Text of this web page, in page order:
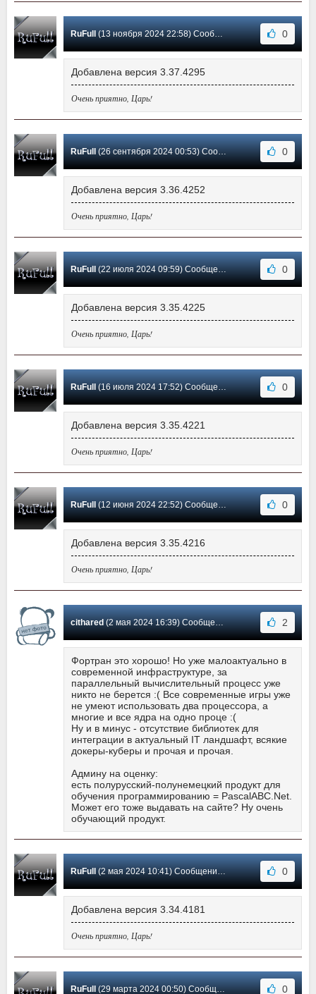
RuFull(13 ноября 2024 22:58) Сообщение #17 0
Добавлена версия 3.37.4295
Очень приятно, Царь!
RuFull(26 сентября 2024 00:53) Сообщение #16 0
Добавлена версия 3.36.4252
Очень приятно, Царь!
RuFull(22 июля 2024 09:59) Сообщение #15 0
Добавлена версия 3.35.4225
Очень приятно, Царь!
RuFull(16 июля 2024 17:52) Сообщение #14 0
Добавлена версия 3.35.4221
Очень приятно, Царь!
RuFull(12 июня 2024 22:52) Сообщение #13 0
Добавлена версия 3.35.4216
Очень приятно, Царь!
cithared(2 мая 2024 16:39) Сообщение #12 2
Фортран это хорошо! Но уже малоактуально в
современной инфраструктуре, за
параллельный вычислительный процесс уже
никто не берется :( Все современные игры уже
не умеют использовать два процессора, а
многие и все ядра на одно проце :(
Ну и в минус - отсутствие библиотек для
интеграции в актуальный IT ландшафт, всякие
докеры-куберы и прочая и прочая.
Админу на оценку:
есть полурусский-полунемецкий продукт для
обучения программированию = PascalABC.Net.
Может его тоже выдавать на сайте? Ну очень
обучающий продукт.
RuFull(2 мая 2024 10:41) Сообщение #11 0
Добавлена версия 3.34.4181
Очень приятно, Царь!
RuFull(29 марта 2024 00:50) Сообщение #10 0